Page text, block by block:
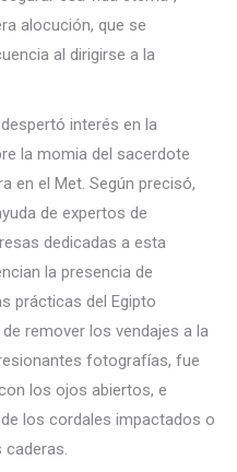
alocución, que se
al dirigirse a la
interés en la
la momia del sacerdote
en el Met. Según precisó,
de expertos de
dedicadas a esta
la presencia de
prácticas del Egipto
remover los vendajes a la
fotografías, fue
los ojos abiertos, e
los cordales impactados o